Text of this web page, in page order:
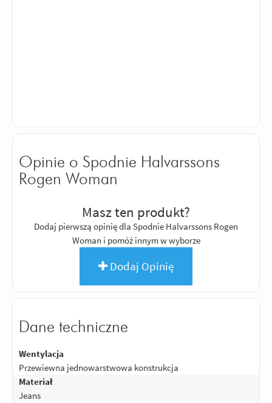
Opinie o Spodnie Halvarssons
Rogen Woman
Masz ten produkt?
Dodaj pierwszą opinię dla Spodnie Halvarssons Rogen
Woman i pomóż innym w wyborze
Dodaj Opinię
Dane techniczne
Wentylacja
Przewiewna jednowarstwowa konstrukcja
Materiał
Jeans